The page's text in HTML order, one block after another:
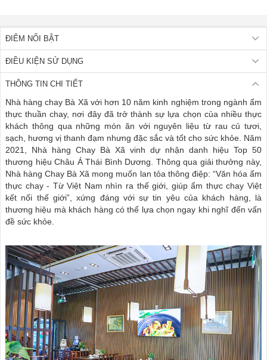
ĐIỂM NỔI BẬT
ĐIỀU KIỆN SỬ DỤNG
THÔNG TIN CHI TIẾT
Nhà hàng chay Bà Xã với hơn 10 năm kinh nghiệm trong ngành ẩm
thực thuần chay, nơi đây đã trở thành sự lựa chọn của nhiều thực
khách thông qua những món ăn với nguyên liệu từ rau củ tươi,
sạch, hương vị thanh đạm nhưng đặc sắc và tốt cho sức khỏe. Năm
2021, Nhà hàng Chay Bà Xã vinh dự nhận danh hiệu Top 50
thương hiệu Châu Á Thái Bình Dương. Thông qua giải thưởng này,
Nhà hàng Chay Bà Xã mong muốn lan tỏa thông điệp: “Văn hóa ẩm
thực chay - Từ Việt Nam nhìn ra thế giới, giúp ẩm thực chay Việt
kết nối thế giới”, xứng đáng với sự tin yêu của khách hàng, là
thương hiệu mà khách hàng có thể lựa chọn ngay khi nghĩ đến vấn
đề sức khỏe.